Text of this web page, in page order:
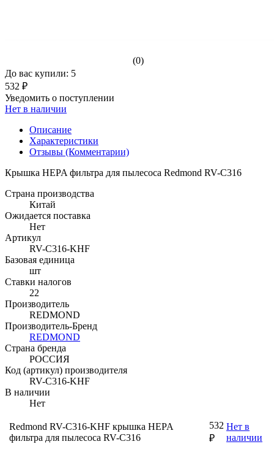
(0)
До вас купили: 5
532 ₽
Уведомить о поступлении
Нет в наличии
Описание
Характеристики
Отзывы (Комментарии)
Крышка HEPA фильтра для пылесоса Redmond RV-C316
Страна производства
Китай
Ожидается поставка
Нет
Артикул
RV-C316-KHF
Базовая единица
шт
Ставки налогов
22
Производитель
REDMOND
Производитель-Бренд
REDMOND
Страна бренда
РОССИЯ
Код (артикул) производителя
RV-C316-KHF
В наличии
Нет
Redmond RV-C316-KHF крышка HEPA
фильтра для пылесоса RV-С316
532
₽
Нет в
наличии